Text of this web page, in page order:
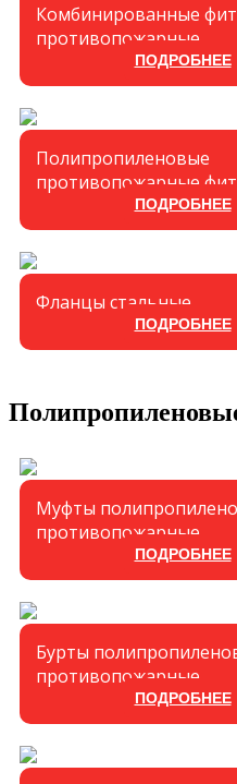
Комбинированные
противопожарные
ПОДРОБНЕЕ
Полипропиленовые
противопожарные
ПОДРОБНЕЕ
Фланцы стальные
ПОДРОБНЕЕ
Муфты
противопожарные
ПОДРОБНЕЕ
Бурты
противопожарные
ПОДРОБНЕЕ